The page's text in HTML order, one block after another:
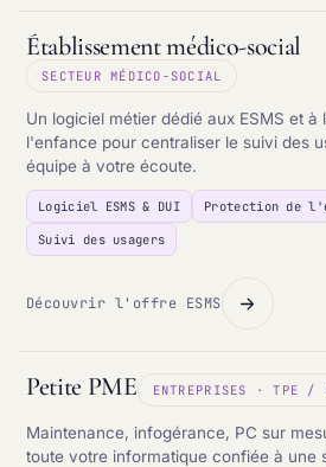
Établissement médico-social
SECTEUR MÉDICO-SOCIAL
Un logiciel métier dédié aux ESMS et à
l'enfance pour centraliser le suivi des
équipe à votre écoute.
Logiciel ESMS & DUI
Protection de
Suivi des usagers
Découvrir l'offre ESMS
Petite PME ENTREPRISES · TPE /
Maintenance, infogérance, PC sur
toute votre informatique confiée à une